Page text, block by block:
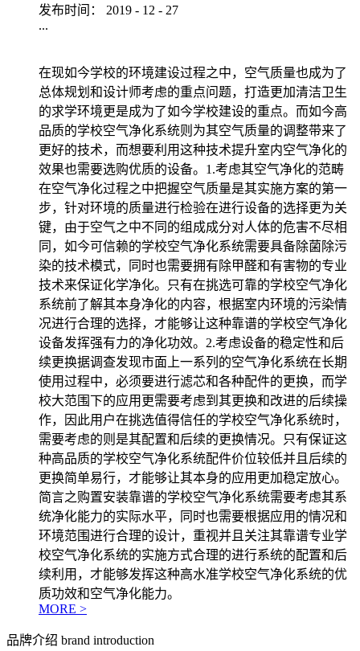
发布时间：
2019 - 12 - 27
...
在现如今学校的环境建设过程之中，空气质量也成为了
总体规划和设计师考虑的重点问题，打造更加清洁卫生
的求学环境更是成为了如今学校建设的重点。而如今高
品质的学校空气净化系统则为其空气质量的调整带来了
更好的技术，而想要利用这种技术提升室内空气净化的
效果也需要选购优质的设备。1.考虑其空气净化的范畴
在空气净化过程之中把握空气质量是其实施方案的第一
步，针对环境的质量进行检验在进行设备的选择更为关
键，由于空气之中不同的组成成分对人体的危害不尽相
同，如今可信赖的学校空气净化系统需要具备除菌除污
染的技术模式，同时也需要拥有除甲醛和有害物的专业
技术来保证化学净化。只有在挑选可靠的学校空气净化
系统前了解其本身净化的内容，根据室内环境的污染情
况进行合理的选择，才能够让这种靠谱的学校空气净化
设备发挥强有力的净化功效。2.考虑设备的稳定性和后
续更换据调查发现市面上一系列的空气净化系统在长期
使用过程中，必须要进行滤芯和各种配件的更换，而学
校大范围下的应用更需要考虑到其更换和改进的后续操
作，因此用户在挑选值得信任的学校空气净化系统时，
需要考虑的则是其配置和后续的更换情况。只有保证这
种高品质的学校空气净化系统配件价位较低并且后续的
更换简单易行，才能够让其本身的应用更加稳定放心。
简言之购置安装靠谱的学校空气净化系统需要考虑其系
统净化能力的实际水平，同时也需要根据应用的情况和
环境范围进行合理的设计，重视并且关注其靠谱专业学
校空气净化系统的实施方式合理的进行系统的配置和后
续利用，才能够发挥这种高水准学校空气净化系统的优
质功效和空气净化能力。
MORE >
品牌介绍 brand introduction